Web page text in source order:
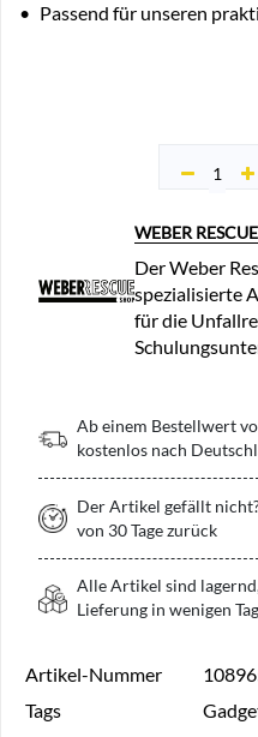
• Passend für unseren
WEBER
Der Weber
spezialisierte
für die
Ab einem Bestellwert
kostenlos nach
Der Artikel gefällt
von 30 Tage zurück
Alle Artikel sind
Lieferung in wenigen
Artikel-Nummer
Tags